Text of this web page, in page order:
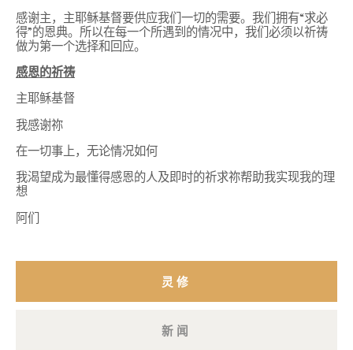
感谢主，主耶稣基督要供应我们一切的需要。我们拥有“求必
得”的恩典。所以在每一个所遇到的情况中，我们必须以祈祷
做为第一个选择和回应。
感恩的祈祷
主耶稣基督
我感谢祢
在一切事上，无论情况如何
我渴望成为最懂得感恩的人及即时的祈求祢帮助我实现我的理
想
阿们
灵修
新闻